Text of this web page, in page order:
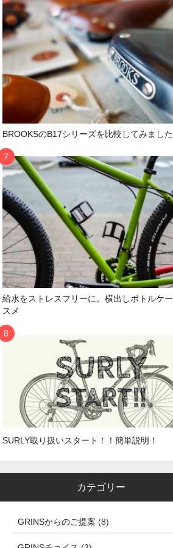
BROOKSのB17シリーズを比較してみました
給水をストレスフリーに。横出しボトルケ
スメ
SURLY取り扱いスタート！！簡単説明！
カテゴリー
GRINSからのご提案 (8)